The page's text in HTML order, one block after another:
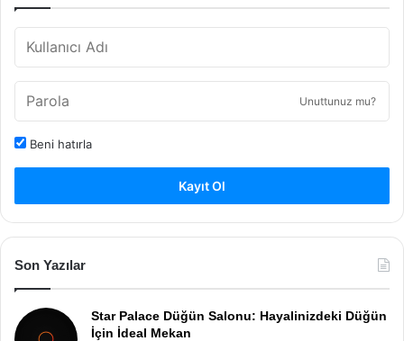
Unuttunuz mu?
Beni hatırla
Kayıt Ol
Son Yazılar
Star Palace Düğün Salonu: Hayalinizdeki Düğün
İçin İdeal Mekan